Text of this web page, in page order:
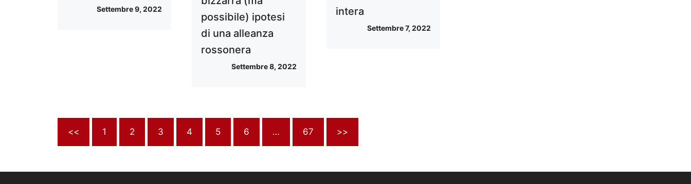
Settembre 9, 2022
possibile) ipotesi
di una alleanza
rossonera
Settembre 8, 2022
intera
Settembre 7, 2022
<< 1 2 3 4 5 6 … 67 >>